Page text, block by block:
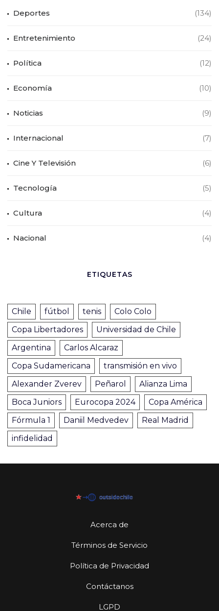
Deportes (134)
Entretenimiento (24)
Política (12)
Economía (10)
Noticias (9)
Internacional (7)
Cine Y Televisión (6)
Tecnología (5)
Cultura (4)
Nacional (4)
ETIQUETAS
Chile fútbol tenis
Colo Colo
Copa Libertadores
Universidad de Chile
Argentina
Carlos Alcaraz
Copa Sudamericana
transmisión en vivo
Alexander Zverev
Peñarol
Alianza Lima
Boca Juniors
Eurocopa 2024
Copa América
Fórmula 1
Daniil Medvedev
Real Madrid
infidelidad
Acerca de
Términos de Servicio
Política de Privacidad
Contáctanos
LGPD